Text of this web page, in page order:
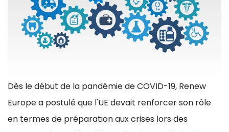
Dès le début de la pandémie de COVID-19, Renew
Europe a postulé que l'UE devait renforcer son rôle
en termes de préparation aux crises lors des